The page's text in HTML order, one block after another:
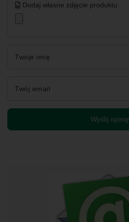
Dodaj własne zdjęcie produktu:
Twoje imię
Twój email
Wyślij opinię